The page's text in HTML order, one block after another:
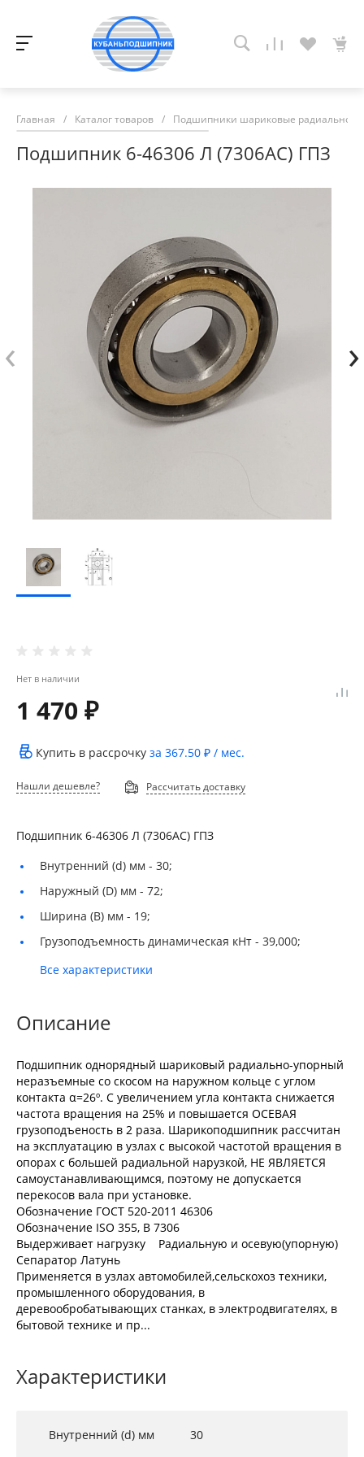
Главная / Каталог товаров / Подшипники шариковые радиально-
Подшипник 6-46306 Л (7306АС) ГПЗ
‹ ›
Нет в наличии
1 470 ₽
Купить в рассрочку за 367.50 ₽ / мес.
Нашли дешевле? Рассчитать доставку
Подшипник 6-46306 Л (7306АС) ГПЗ
Внутренний (d) мм - 30;
Наружный (D) мм - 72;
Ширина (B) мм - 19;
Грузоподъемность динамическая кНт - 39,000;
Все характеристики
Описание
Подшипник однорядный шариковый радиально-упорный
неразъемные со скосом на наружном кольце с углом
контакта α=26º. С увеличением угла контакта снижается
частота вращения на 25% и повышается ОСЕВАЯ
грузоподъеность в 2 раза. Шарикоподшипник рассчитан
на эксплуатацию в узлах с высокой частотой вращения в
опорах с большей радиальной нарузкой, НЕ ЯВЛЯЕТСЯ
самоустанавливающимся, поэтому не допускается
перекосов вала при установке.
Обозначение ГОСТ 520-2011 46306
Обозначение ISO 355, В 7306
Выдерживает нагрузку Радиальную и осевую(упорную)
Сепаратор Латунь
Применяется в узлах автомобилей,сельскохоз техники,
промышленного оборудования, в
деревообробатывающих станках, в электродвигателях, в
бытовой технике и пр...
Характеристики
Внутренний (d) мм 30